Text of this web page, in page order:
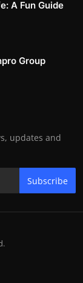
A Fun Guide
Group
updates and
Subscribe